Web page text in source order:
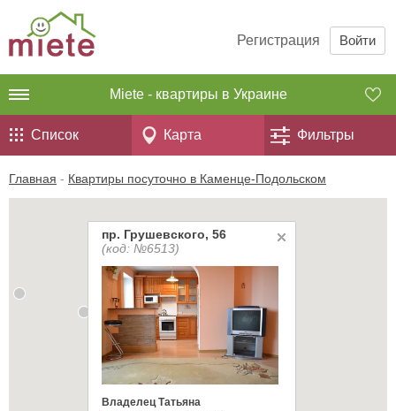
Регистрация Войти
Miete - квартиры в Украине
Список Карта Фильтры
Главная - Квартиры посуточно в Каменце-Подольском
пр. Грушевского, 56
(код: №6513)
Владелец Татьяна